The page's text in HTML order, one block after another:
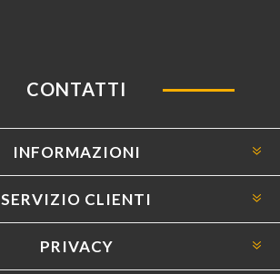
CONTATTI
INFORMAZIONI
SERVIZIO CLIENTI
PRIVACY